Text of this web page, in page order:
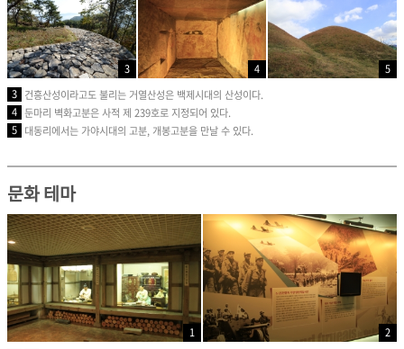
3 4
5
3 건흥산성이라고도 불리는 거열산성은 백제시대의 산성이다.
4 둔마리 벽화고분은 사적 제 239호로 지정되어 있다.
5 대동리에서는 가야시대의 고분, 개봉고분을 만날 수 있다.
문화 테마
1
2